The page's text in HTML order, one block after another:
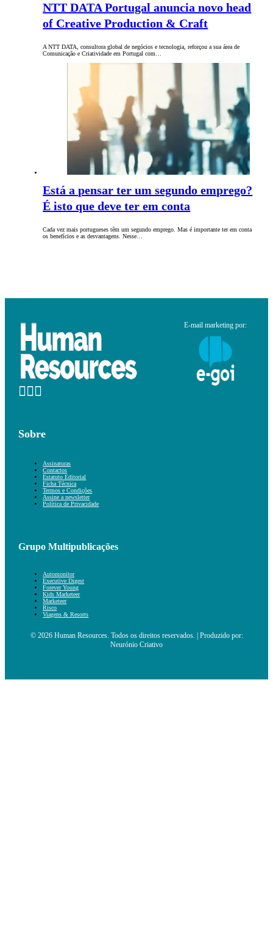
NTT DATA Portugal anuncia novo head
of Creative Production & Craft
A NTT DATA, consultora global de negócios e tecnologia, reforçou a sua área de
Comunicação e Criatividade em Portugal com…
Está a pensar ter um segundo emprego?
É isto que deve ter em conta
Cada vez mais portugueses têm um segundo emprego. Mas é importante ter em conta
os benefícios e as desvantagens. Nesse…
E-mail marketing por:
Sobre
Assinaturas
Contactos
Estatuto Editorial
Ficha Técnica
Termos e Condições
Assine a newsletter
Política de Privacidade
Grupo Multipublicações
Automonitor
Executive Digest
Forever Young
Kids Marketeer
Marketeer
Risco
Viagens & Resorts
© 2026 Human Resources. Todos os direitos reservados. | Produzido por:
Neurónio Criativo